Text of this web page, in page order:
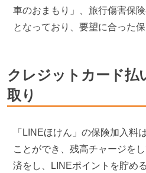
車のおまもり」、旅行傷害保
となっており、要望に合った
クレジットカード払
取り
「LINEほけん」の保険加入料
ことができ、残高チャージを
済をし、LINEポイントを貯め